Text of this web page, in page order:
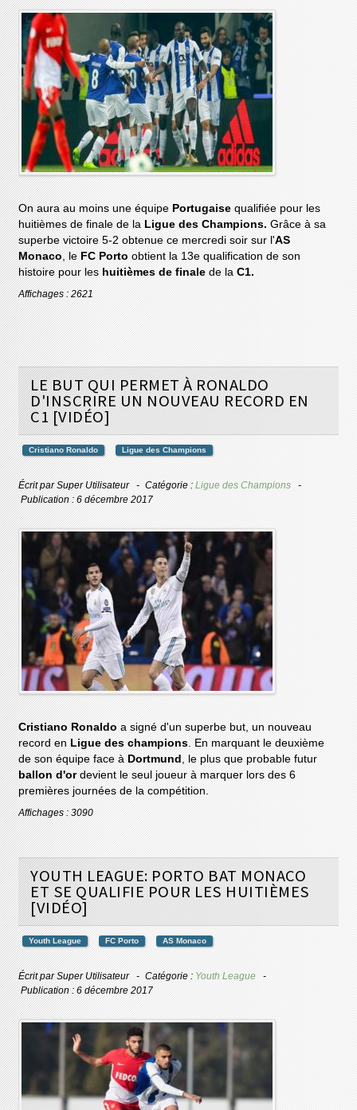
On aura au moins une équipe Portugaisequalifiée pour les
huitièmes de finale de la Ligue des Champions. Grâce à sa
superbe victoire 5-2 obtenue ce mercredi soir sur l'AS
Monaco, le FC Porto obtient la 13e qualification de son
histoire pour les huitièmes de finale de laC1.
Affichages : 2621
LE BUT QUI PERMET À RONALDO
D'INSCRIRE UN NOUVEAU RECORD EN
C1 [VIDÉO]
Cristiano Ronaldo Ligue des Champions
Écrit parSuper Utilisateur Catégorie :Ligue des Champions
Publication : 6 décembre 2017
Cristiano Ronaldo a signé d'un superbe but, un nouveau
record en Ligue des champions. En marquant le deuxième
de son équipe face à Dortmund , le plus que probable futur
ballon d'ordevient le seul joueur à marquer lors des 6
premières journées de la compétition.
Affichages : 3090
YOUTH LEAGUE: PORTO BAT MONACO
ET SE QUALIFIE POUR LES HUITIÈMES
[VIDÉO]
Youth League FC Porto AS Monaco
Écrit parSuper Utilisateur Catégorie : Youth League
Publication : 6 décembre 2017